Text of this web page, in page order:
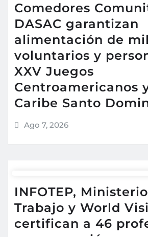
Comedores
DASAC garantizan
alimentación de
voluntarios y
XXV Juegos
Centroamericanos
Caribe Santo
Ago 7, 2026
INFOTEP,
Trabajo y World
certifican a 46